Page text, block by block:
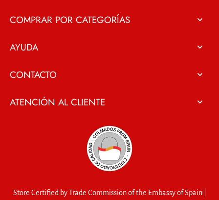
COMPRAR POR CATEGORÍAS
AYUDA
CONTACTO
ATENCIÓN AL CLIENTE
Store Certified by Trade Commission of the Embassy of Spain |